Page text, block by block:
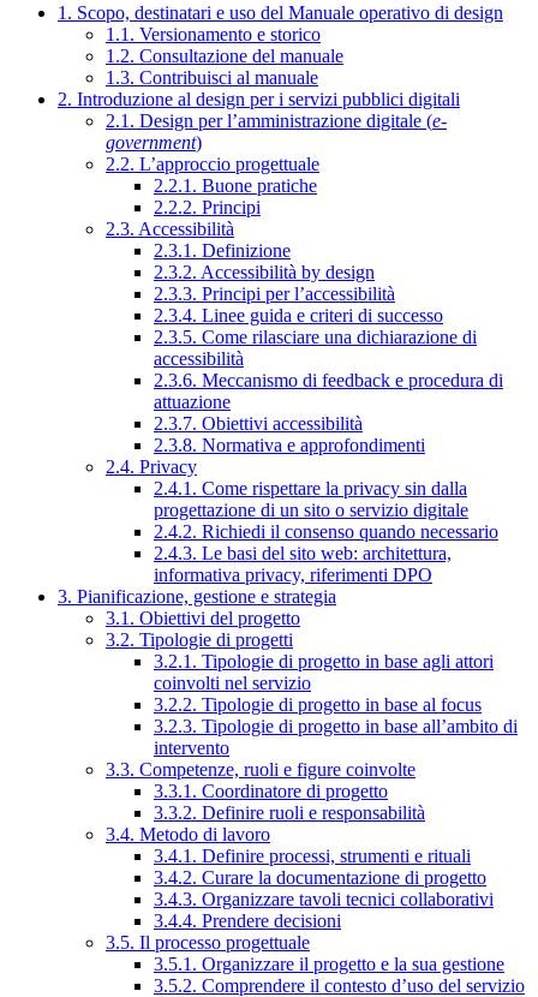
1. Scopo, destinatari e uso del Manuale operativo di design
1.1. Versionamento e storico
1.2. Consultazione del manuale
1.3. Contribuisci al manuale
2. Introduzione al design per i servizi pubblici digitali
2.1. Design per l’amministrazione digitale (e-
government)
2.2. L’approccio progettuale
2.2.1. Buone pratiche
2.2.2. Principi
2.3. Accessibilità
2.3.1. Definizione
2.3.2. Accessibilità by design
2.3.3. Principi per l’accessibilità
2.3.4. Linee guida e criteri di successo
2.3.5. Come rilasciare una dichiarazione di
accessibilità
2.3.6. Meccanismo di feedback e procedura di
attuazione
2.3.7. Obiettivi accessibilità
2.3.8. Normativa e approfondimenti
2.4. Privacy
2.4.1. Come rispettare la privacy sin dalla
progettazione di un sito o servizio digitale
2.4.2. Richiedi il consenso quando necessario
2.4.3. Le basi del sito web: architettura,
informativa privacy, riferimenti DPO
3. Pianificazione, gestione e strategia
3.1. Obiettivi del progetto
3.2. Tipologie di progetti
3.2.1. Tipologie di progetto in base agli attori
coinvolti nel servizio
3.2.2. Tipologie di progetto in base al focus
3.2.3. Tipologie di progetto in base all’ambito di
intervento
3.3. Competenze, ruoli e figure coinvolte
3.3.1. Coordinatore di progetto
3.3.2. Definire ruoli e responsabilità
3.4. Metodo di lavoro
3.4.1. Definire processi, strumenti e rituali
3.4.2. Curare la documentazione di progetto
3.4.3. Organizzare tavoli tecnici collaborativi
3.4.4. Prendere decisioni
3.5. Il processo progettuale
3.5.1. Organizzare il progetto e la sua gestione
3.5.2. Comprendere il contesto d’uso del servizio